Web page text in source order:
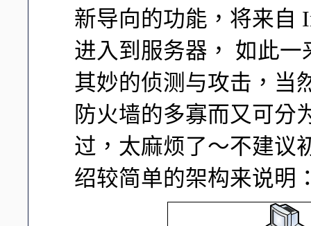
新导向的功能，将来自
进入到服务器， 如此
其妙的侦测与攻击，当
防火墙的多寡而又可分
过，太麻烦了～不建议
绍较简单的架构来说明